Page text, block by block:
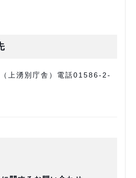
上湧別庁舎）電話01586-2-